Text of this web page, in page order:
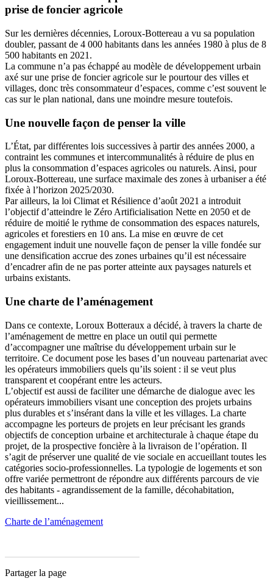
prise de foncier agricole
Sur les dernières décennies, Loroux-Bottereau a vu sa population
doubler, passant de 4 000 habitants dans les années 1980 à plus de 8
500 habitants en 2021.
La commune n’a pas échappé au modèle de développement urbain
axé sur une prise de foncier agricole sur le pourtour des villes et
villages, donc très consommateur d’espaces, comme c’est souvent le
cas sur le plan national, dans une moindre mesure toutefois.
Une nouvelle façon de penser la ville
L’État, par différentes lois successives à partir des années 2000, a
contraint les communes et intercommunalités à réduire de plus en
plus la consommation d’espaces agricoles ou naturels. Ainsi, pour
Loroux-Bottereau, une surface maximale des zones à urbaniser a été
fixée à l’horizon 2025/2030.
Par ailleurs, la loi Climat et Résilience d’août 2021 a introduit
l’objectif d’atteindre le Zéro Artificialisation Nette en 2050 et de
réduire de moitié le rythme de consommation des espaces naturels,
agricoles et forestiers en 10 ans. La mise en œuvre de cet
engagement induit une nouvelle façon de penser la ville fondée sur
une densification accrue des zones urbaines qu’il est nécessaire
d’encadrer afin de ne pas porter atteinte aux paysages naturels et
urbains existants.
Une charte de l’aménagement
Dans ce contexte, Loroux Botteraux a décidé, à travers la charte de
l’aménagement de mettre en place un outil qui permette
d’accompagner une maîtrise du développement urbain sur le
territoire. Ce document pose les bases d’un nouveau partenariat avec
les opérateurs immobiliers quels qu’ils soient : il se veut plus
transparent et coopérant entre les acteurs.
L’objectif est aussi de faciliter une démarche de dialogue avec les
opérateurs immobiliers visant une conception des projets urbains
plus durables et s’insérant dans la ville et les villages. La charte
accompagne les porteurs de projets en leur précisant les grands
objectifs de conception urbaine et architecturale à chaque étape du
projet, de la prospective foncière à la livraison de l’opération. Il
s’agit de préserver une qualité de vie sociale en accueillant toutes les
catégories socio-professionnelles. La typologie de logements et son
offre variée permettront de répondre aux différents parcours de vie
des habitants - agrandissement de la famille, décohabitation,
vieillissement...
Charte de l’aménagement
Partager la page